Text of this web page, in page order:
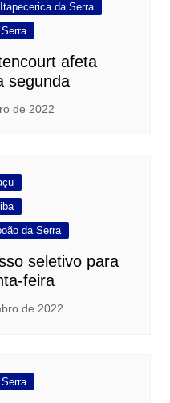
Itapecerica da Serra
afeta
segunda
de 2022
da Serra
seletivo para
feira
de 2022